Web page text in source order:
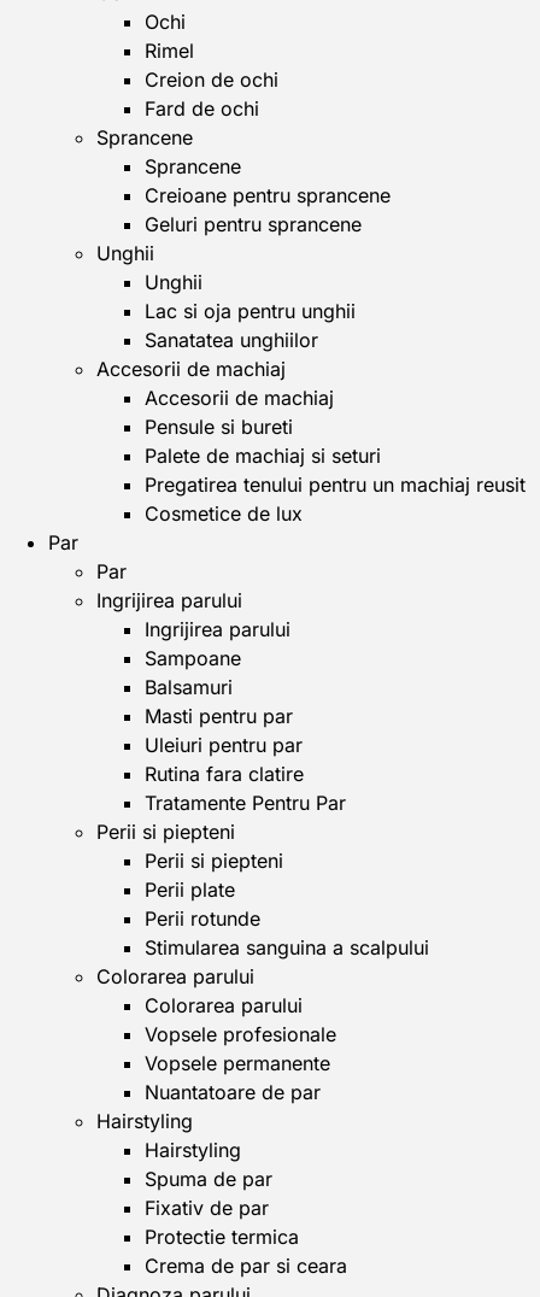
Ochi
Rimel
Creion de ochi
Fard de ochi
Sprancene
Sprancene
Creioane pentru sprancene
Geluri pentru sprancene
Unghii
Unghii
Lac si oja pentru unghii
Sanatatea unghiilor
Accesorii de machiaj
Accesorii de machiaj
Pensule si bureti
Palete de machiaj si seturi
Pregatirea tenului pentru un machiaj reusit
Cosmetice de lux
Par
Par
Ingrijirea parului
Ingrijirea parului
Sampoane
Balsamuri
Masti pentru par
Uleiuri pentru par
Rutina fara clatire
Tratamente Pentru Par
Perii si piepteni
Perii si piepteni
Perii plate
Perii rotunde
Stimularea sanguina a scalpului
Colorarea parului
Colorarea parului
Vopsele profesionale
Vopsele permanente
Nuantatoare de par
Hairstyling
Hairstyling
Spuma de par
Fixativ de par
Protectie termica
Crema de par si ceara